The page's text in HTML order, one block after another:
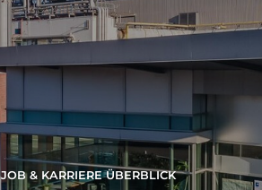
JOB & KARRIERE ÜBERBLICK